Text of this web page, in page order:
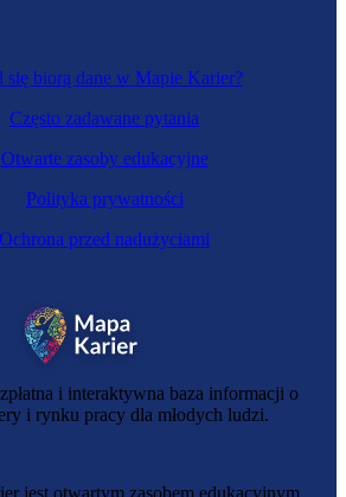
transportu szynowego
i interaktywna baza informacji o
i rynku pracy dla młodych ludzi.
się biorą dane w Mapie Karier?
Często zadawane pytania
Otwarte zasoby edukacyjne
Polityka prywatności
Ochrona przed nadużyciami